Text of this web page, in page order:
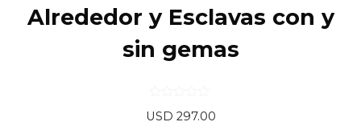
Alrededor y Esclavas con y
sin gemas
d
USD 297.00